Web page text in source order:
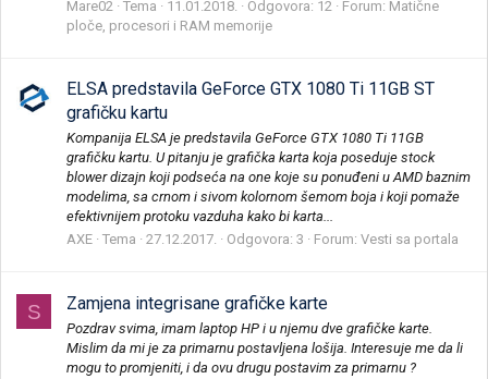
Mare02
Tema 11.01.2018. Odgovora: 12 Forum: Matične
ploče, procesori i RAM memorije
ELSA predstavila GeForce GTX 1080 Ti 11GB ST
grafičku kartu
Kompanija ELSA je predstavila GeForce GTX 1080 Ti 11GB
grafičku kartu. U pitanju je grafička karta koja poseduje stock
blower dizajn koji podseća na one koje su ponuđeni u AMD baznim
modelima, sa crnom i sivom kolornom šemom boja i koji pomaže
efektivnijem protoku vazduha kako bi karta...
AXE Tema 27.12.2017. Odgovora: 3 Forum: Vesti sa portala
S Zamjena integrisane grafičke karte
Pozdrav svima, imam laptop HP i u njemu dve grafičke karte.
Mislim da mi je za primarnu postavljena lošija. Interesuje me da li
mogu to promjeniti, i da ovu drugu postavim za primarnu ?